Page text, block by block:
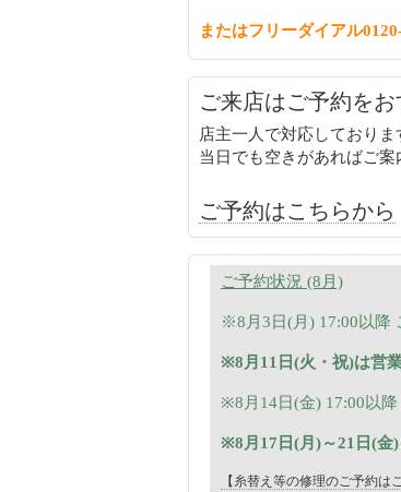
またはフリーダイアル
ご来店はご予約を
店主一人で対応しており
当日でも空きがあればご案
ご予約はこちらから
ご予約状況 (8月)
※8月3日(月) 17:00以降
※8月11日(火・祝)は営
※8月14日(金) 17:00以
※8月17日(月)～21日(金
【糸替え等の修理のご予約は